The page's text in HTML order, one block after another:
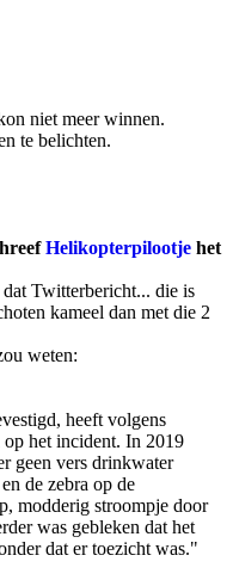
niet meer winnen.
te belichten.
Helikopterpilootje het
Twitterbericht... die is
kameel dan met die 2
weten:
heeft volgens
op het incident. In 2019
geen vers drinkwater
de zebra op de
modderig stroompje door
was gebleken dat het
dat er toezicht was."